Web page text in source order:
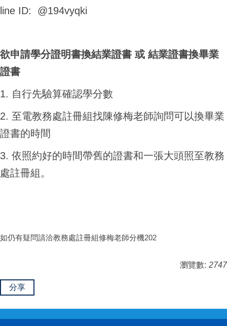
line ID: @194vyqki
欲申請學分證明書換結業證書 或 結業證書換畢業
證書
1. 自行先驗算確認學分數
2. 至電教務處註冊組找陳修梅老師詢問可以換畢業
證書的時間
3. 依照約好的時間帶舊的證書和一張大頭照至教務
處註冊組。
如仍有疑問請洽教務處註冊組修梅老師分機202
瀏覽數: 2747
分享